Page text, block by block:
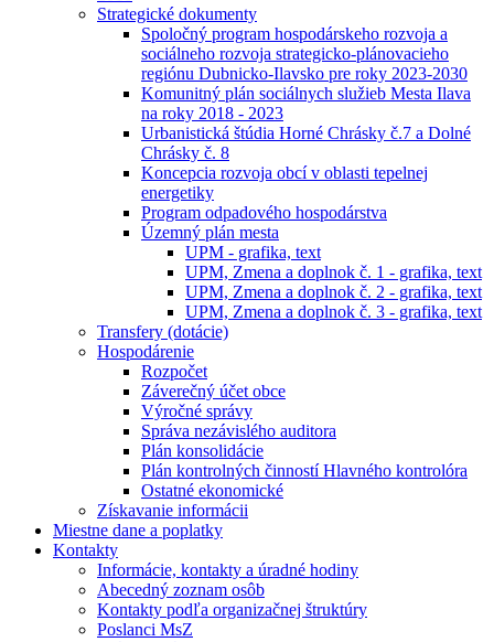
Strategické dokumenty
Spoločný program hospodárskeho rozvoja a
sociálneho rozvoja strategicko-plánovacieho
regiónu Dubnicko-Ilavsko pre roky 2023-2030
Komunitný plán sociálnych služieb Mesta Ilava
na roky 2018 - 2023
Urbanistická štúdia Horné Chrásky č.7 a Dolné
Chrásky č. 8
Koncepcia rozvoja obcí v oblasti tepelnej
energetiky
Program odpadového hospodárstva
Územný plán mesta
UPM - grafika, text
UPM, Zmena a doplnok č. 1 - grafika, text
UPM, Zmena a doplnok č. 2 - grafika, text
UPM, Zmena a doplnok č. 3 - grafika, text
Transfery (dotácie)
Hospodárenie
Rozpočet
Záverečný účet obce
Výročné správy
Správa nezávislého auditora
Plán konsolidácie
Plán kontrolných činností Hlavného kontrolóra
Ostatné ekonomické
Získavanie informácii
Miestne dane a poplatky
Kontakty
Informácie, kontakty a úradné hodiny
Abecedný zoznam osôb
Kontakty podľa organizačnej štruktúry
Poslanci MsZ